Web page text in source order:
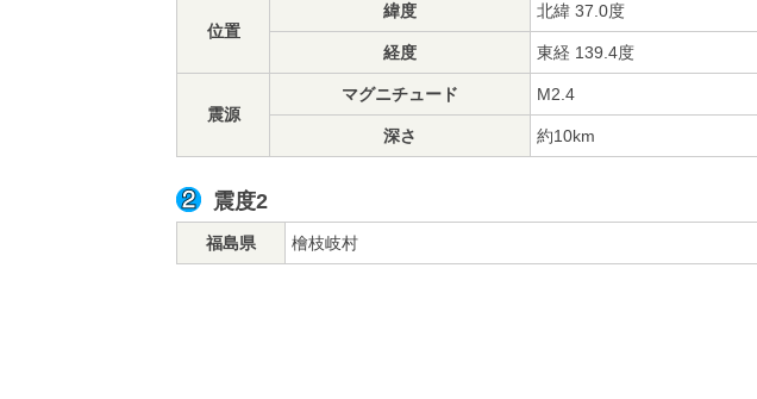
位置
緯度 北緯 37.0度
経度 東経 139.4度
震源
マグニチュード M2.4
深さ 約10km
震度2
福島県 檜枝岐村